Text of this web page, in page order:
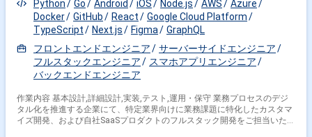
Python
Go Android iOS Node.js AWS
Azure
Docker
GitHub React
Google Cloud Platform
TypeScript
Next.js Figma
GraphQL
フロントエンドエンジニア
サーバーサイドエンジニア
フルスタックエンジニア
スマホアプリエンジニア
バックエンドエンジニア
作業内容 基本設計,詳細設計,実装,テスト,運用・保守 業務プロセスのデジ
タル化を推進する企業にて、特定業界向けに業務課題に特化したカスタマ
イズ開発、および自社SaaSプロダクトのフルスタック開発をご担当いただ